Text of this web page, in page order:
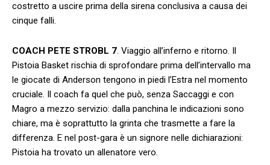
costretto a uscire prima della sirena conclusiva a causa dei
cinque falli.
COACH PETE STROBL 7. Viaggio all’inferno e ritorno. Il
Pistoia Basket rischia di sprofondare prima dell’intervallo ma
le giocate di Anderson tengono in piedi l’Estra nel momento
cruciale. Il coach fa quel che può, senza Saccaggi e con
Magro a mezzo servizio: dalla panchina le indicazioni sono
chiare, ma è soprattutto la grinta che trasmette a fare la
differenza. E nel post-gara è un signore nelle dichiarazioni:
Pistoia ha trovato un allenatore vero.